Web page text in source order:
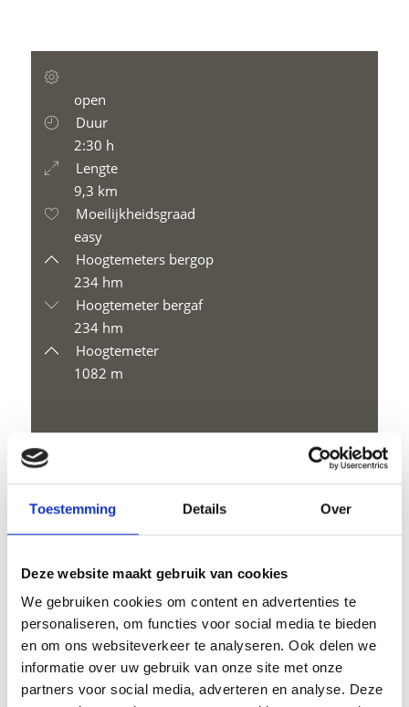
Toestemming Details Over
Deze website maakt gebruik van cookies
We gebruiken cookies om content en advertenties te
personaliseren, om functies voor social media te bieden
en om ons websiteverkeer te analyseren. Ook delen we
informatie over uw gebruik van onze site met onze
partners voor social media, adverteren en analyse. Deze
open
Duur
2:30 h
Lengte
9,3 km
Moeilijkheidsgraad
easy
Hoogtemeters bergop
234 hm
Hoogtemeter bergaf
234 hm
Hoogtemeter
1082 m
V